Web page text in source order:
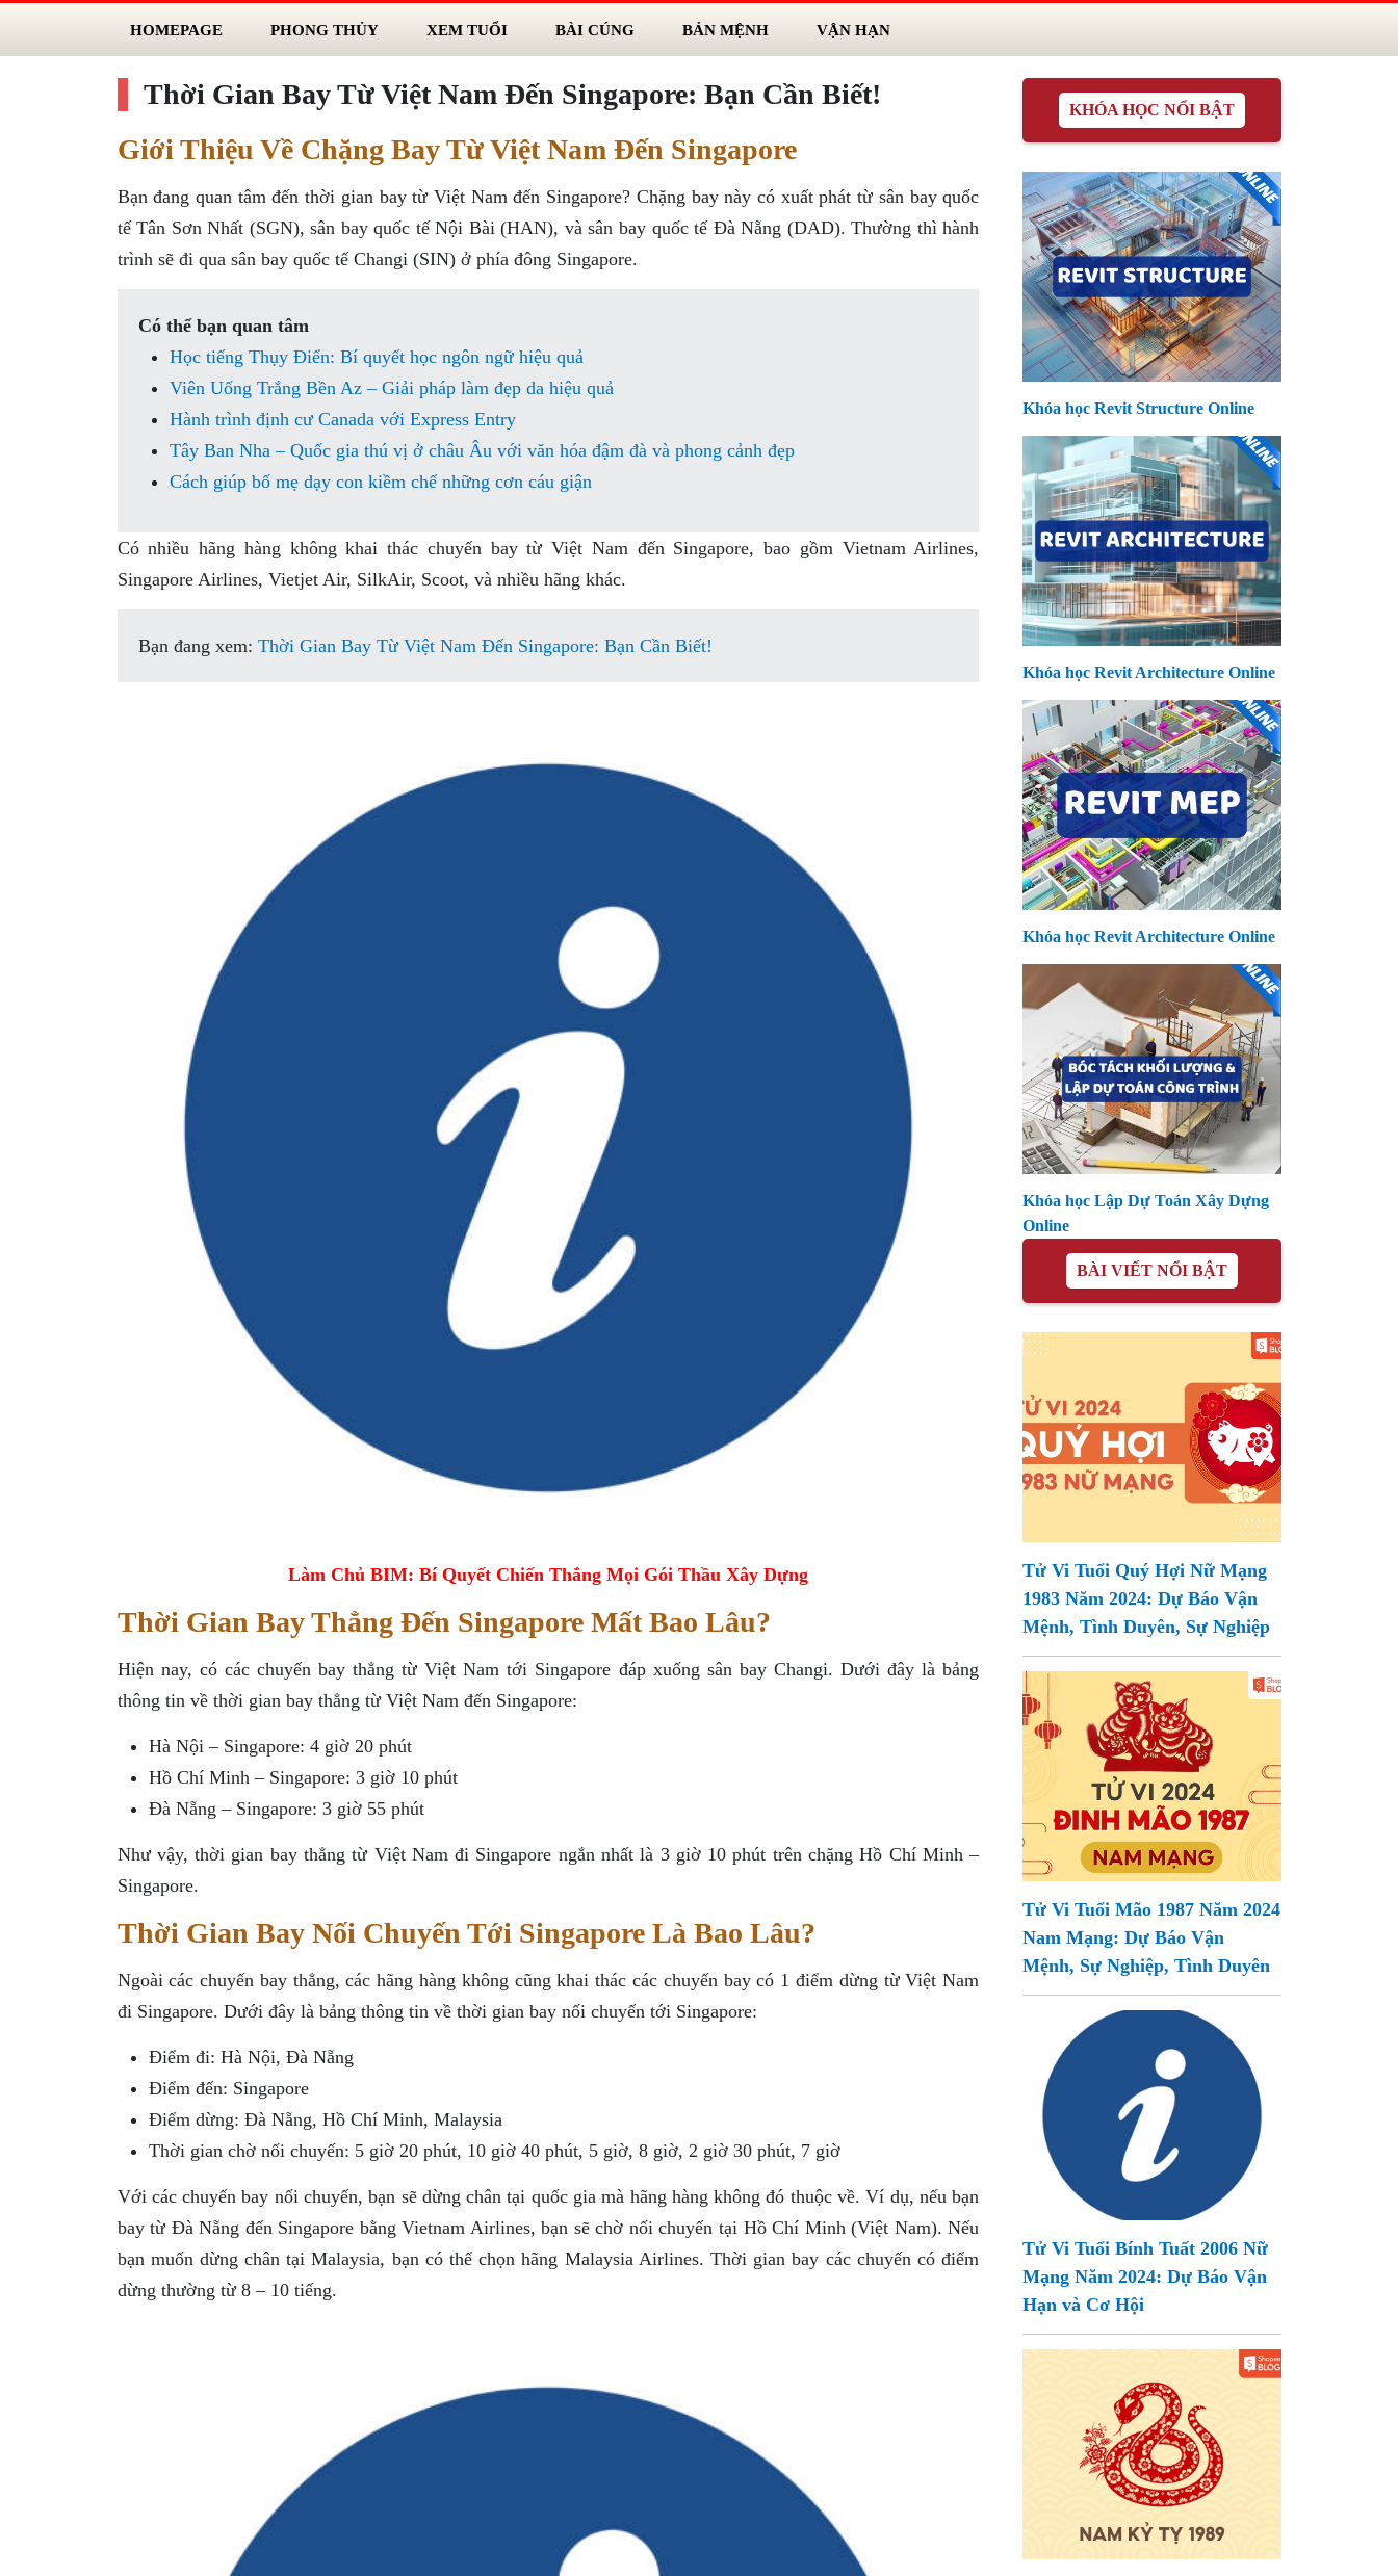
HOMEPAGE PHONG THỦY XEM TUỔI BÀI CÚNG BẢN MỆNH VẬN HẠN
Thời Gian Bay Từ Việt Nam Đến Singapore: Bạn Cần Biết!
Giới Thiệu Về Chặng Bay Từ Việt Nam Đến Singapore
Bạn đang quan tâm đến thời gian bay từ Việt Nam đến Singapore? Chặng bay này có xuất phát từ sân bay quốc
tế Tân Sơn Nhất (SGN), sân bay quốc tế Nội Bài (HAN), và sân bay quốc tế Đà Nẵng (DAD). Thường thì hành
trình sẽ đi qua sân bay quốc tế Changi (SIN) ở phía đông Singapore.
Có thể bạn quan tâm
Học tiếng Thụy Điển: Bí quyết học ngôn ngữ hiệu quả
Viên Uống Trắng Bền Az – Giải pháp làm đẹp da hiệu quả
Hành trình định cư Canada với Express Entry
Tây Ban Nha – Quốc gia thú vị ở châu Âu với văn hóa đậm đà và phong cảnh đẹp
Cách giúp bố mẹ dạy con kiềm chế những cơn cáu giận
Có nhiều hãng hàng không khai thác chuyến bay từ Việt Nam đến Singapore, bao gồm Vietnam Airlines,
Singapore Airlines, Vietjet Air, SilkAir, Scoot, và nhiều hãng khác.
Bạn đang xem: Thời Gian Bay Từ Việt Nam Đến Singapore: Bạn Cần Biết!
Làm Chủ BIM: Bí Quyết Chiến Thắng Mọi Gói Thầu Xây Dựng
Thời Gian Bay Thẳng Đến Singapore Mất Bao Lâu?
Hiện nay, có các chuyến bay thẳng từ Việt Nam tới Singapore đáp xuống sân bay Changi. Dưới đây là bảng
thông tin về thời gian bay thẳng từ Việt Nam đến Singapore:
Hà Nội – Singapore: 4 giờ 20 phút
Hồ Chí Minh – Singapore: 3 giờ 10 phút
Đà Nẵng – Singapore: 3 giờ 55 phút
Như vậy, thời gian bay thẳng từ Việt Nam đi Singapore ngắn nhất là 3 giờ 10 phút trên chặng Hồ Chí Minh –
Singapore.
Thời Gian Bay Nối Chuyến Tới Singapore Là Bao Lâu?
Ngoài các chuyến bay thẳng, các hãng hàng không cũng khai thác các chuyến bay có 1 điểm dừng từ Việt Nam
đi Singapore. Dưới đây là bảng thông tin về thời gian bay nối chuyến tới Singapore:
Điểm đi: Hà Nội, Đà Nẵng
Điểm đến: Singapore
Điểm dừng: Đà Nẵng, Hồ Chí Minh, Malaysia
Thời gian chờ nối chuyến: 5 giờ 20 phút, 10 giờ 40 phút, 5 giờ, 8 giờ, 2 giờ 30 phút, 7 giờ
Với các chuyến bay nối chuyến, bạn sẽ dừng chân tại quốc gia mà hãng hàng không đó thuộc về. Ví dụ, nếu bạn
bay từ Đà Nẵng đến Singapore bằng Vietnam Airlines, bạn sẽ chờ nối chuyến tại Hồ Chí Minh (Việt Nam). Nếu
bạn muốn dừng chân tại Malaysia, bạn có thể chọn hãng Malaysia Airlines. Thời gian bay các chuyến có điểm
dừng thường từ 8 – 10 tiếng.
KHÓA HỌC NỔI BẬT
Khóa học Revit Structure Online
Khóa học Revit Architecture Online
Khóa học Revit Architecture Online
Khóa học Lập Dự Toán Xây Dựng
Online
BÀI VIẾT NỔI BẬT
Tử Vi Tuổi Quý Hợi Nữ Mạng
1983 Năm 2024: Dự Báo Vận
Mệnh, Tình Duyên, Sự Nghiệp
Tử Vi Tuổi Mão 1987 Năm 2024
Nam Mạng: Dự Báo Vận
Mệnh, Sự Nghiệp, Tình Duyên
Tử Vi Tuổi Bính Tuất 2006 Nữ
Mạng Năm 2024: Dự Báo Vận
Hạn và Cơ Hội